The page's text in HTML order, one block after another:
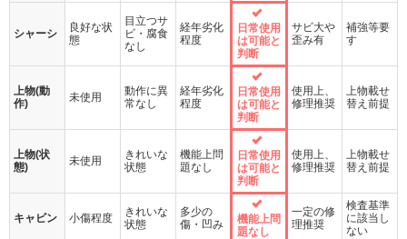
シャーシ
良好な状
態
目立つサ
ビ・腐食
なし
経年劣化
程度
日常使用
は可能と
判断
サビ大や
歪み有
補強等要
す
上物(動
作)
未使用
動作に異
常なし
経年劣化
程度
日常使用
は可能と
判断
使用上、
修理推奨
上物載せ
替え前提
上物(状
態)
未使用
きれいな
状態
機能上問
題なし
日常使用
は可能と
判断
使用上、
修理推奨
上物載せ
替え前提
キャビン 小傷程度
きれいな
状態
多少の
傷・凹み
機能上問
題なし
一定の修
理推奨
検査基準
に該当し
ない